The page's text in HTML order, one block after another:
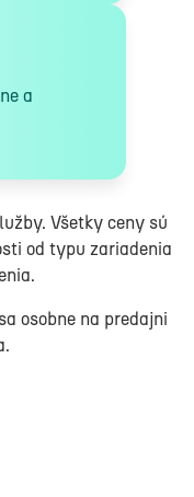
a
Všetky ceny sú
od typu zariadenia
osobne na predajni